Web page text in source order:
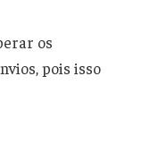
os
pois isso